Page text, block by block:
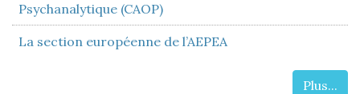
Psychanalytique (CAOP)
La section européenne de l’AEPEA
Plus...